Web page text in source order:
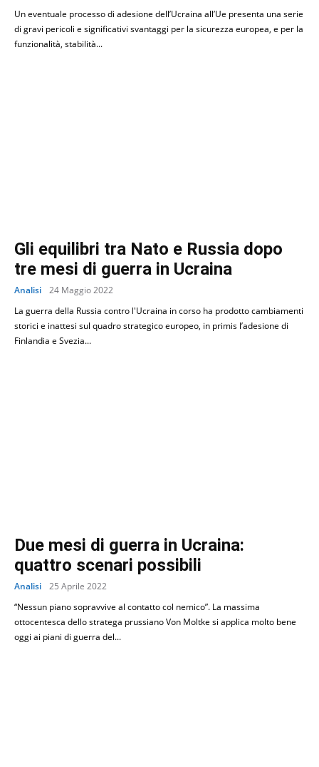
Un eventuale processo di adesione dell’Ucraina all’Ue presenta una serie
di gravi pericoli e significativi svantaggi per la sicurezza europea, e per la
funzionalità, stabilità...
Gli equilibri tra Nato e Russia dopo
tre mesi di guerra in Ucraina
Analisi
24 Maggio 2022
La guerra della Russia contro l'Ucraina in corso ha prodotto cambiamenti
storici e inattesi sul quadro strategico europeo, in primis l’adesione di
Finlandia e Svezia...
Due mesi di guerra in Ucraina:
quattro scenari possibili
Analisi
25 Aprile 2022
“Nessun piano sopravvive al contatto col nemico”. La massima
ottocentesca dello stratega prussiano Von Moltke si applica molto bene
oggi ai piani di guerra del...